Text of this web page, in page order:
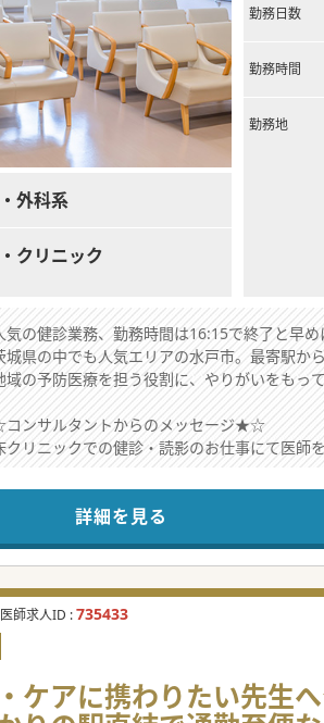
外科系
クリニック
勤務日数
勤務時間
勤務地
の健診業務、勤務時間は16:15で終了と早め
県の中でも人気エリアの水戸市。最寄駅か
の予防医療を担う役割に、やりがいをもっ
ンサルタントからのメッセージ★☆
クリニックでの健診・読影のお仕事にて医師
業務経験者も未経験者もご応募歓迎です。
・雰囲気などを感じにぜひ一度センターへお
職可
詳細を見る
医師求人ID :735433
ケアに携わりたい先生